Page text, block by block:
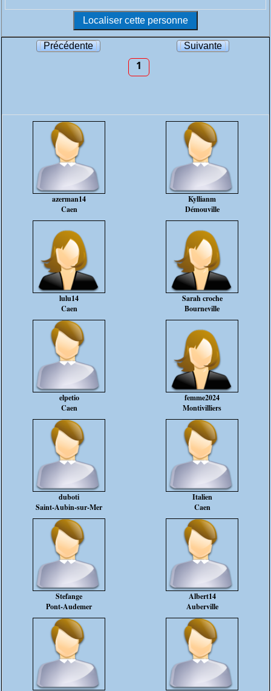
Précédente Suivante
1
azerman14
Caen
Kyllianm
Démouville
lulu14
Caen
Sarah croche
Bourneville
elpetio
Caen
femme2024
Montivilliers
duboti
Saint-Aubin-sur-Mer
Italien
Caen
Stefange
Pont-Audemer
Albert14
Auberville